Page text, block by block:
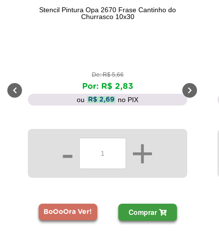
Stencil Pintura Opa 2670 Frase Cantinho do
Churrasco 10x30
De: R$ 5,66
Por: R$ 2,83
ou R$ 2,69 no PIX
- +
BoOoOra Ver! Comprar